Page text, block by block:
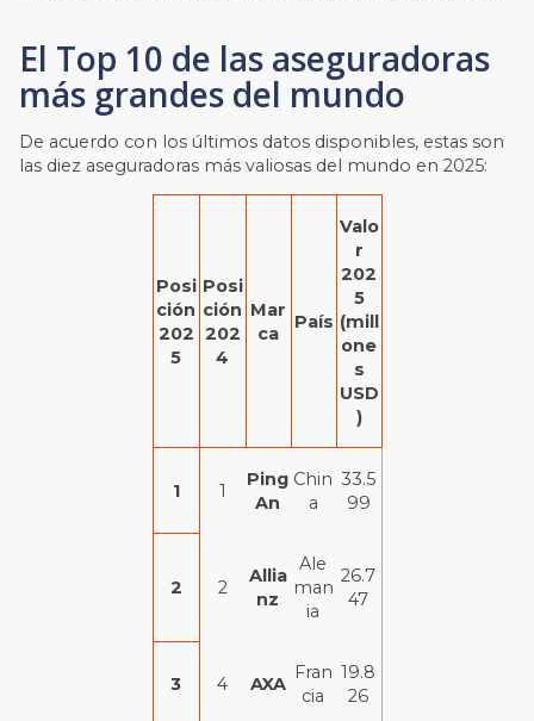
El Top 10 de las aseguradoras
más grandes del mundo
De acuerdo con los últimos datos disponibles, estas son
las diez aseguradoras más valiosas del mundo en 2025:
Posi
ción
202
5
Posi
ción
202
4
Mar
ca
País
Valo
r
202
5
(mill
one
s
USD
)
1 1
Ping
An
Chin
a
33.5
99
2 2
Allia
nz
Ale
man
ia
26.7
47
3 4 AXA
Fran
cia
19.8
26